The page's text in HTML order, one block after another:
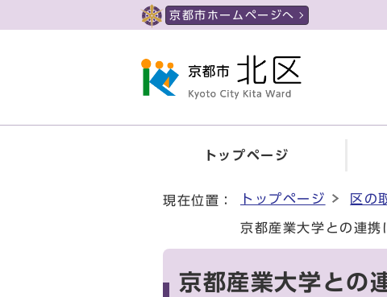
京都市ホームページへ
トップページ
現在位置： トップページ 区の
京都産業大学との連携
京都産業大学との